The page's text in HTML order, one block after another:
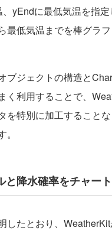
yEndに最低気温を指
最低気温までを棒グラ
ブジェクトの構造と
く利用することで、
を特別に加工すること
と降水確率をチャー
したとおり、